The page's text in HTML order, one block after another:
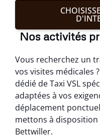
Nos activités
Vous recherchez un
vos visites médicales
dédié de Taxi VSL
adaptées à vos
déplacement
mettons à
Bettwiller.